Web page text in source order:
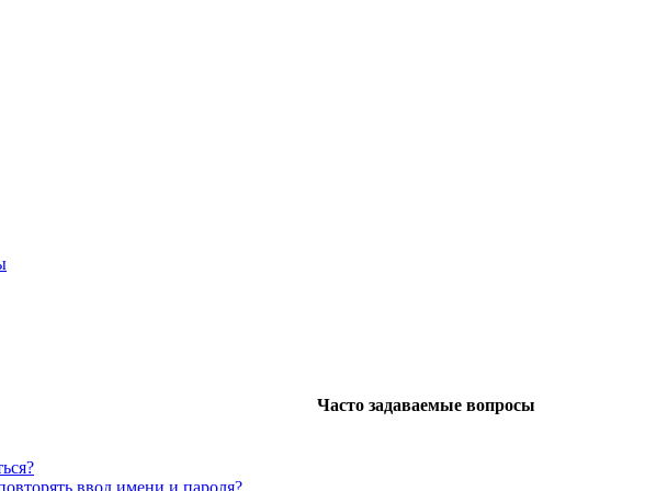
Часто задаваемые вопросы
ввод имени и пароля?